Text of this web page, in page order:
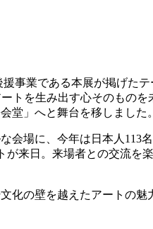
事業である本展が掲げた
トを生み出す心そのもの
堂」へと舞台を移しました。
場に、今年は日本人113名
来日。来場者との交流を
化の壁を越えたアートの魅